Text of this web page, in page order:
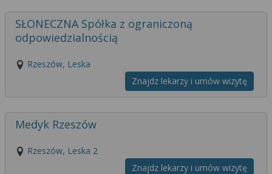
SŁONECZNA Spółka z ograniczoną
odpowiedzialnością
Rzeszów, Leska
Znajdz lekarzy i umów wizytę
Medyk Rzeszów
Rzeszów, Leska 2
Znajdz lekarzy i umów wizytę